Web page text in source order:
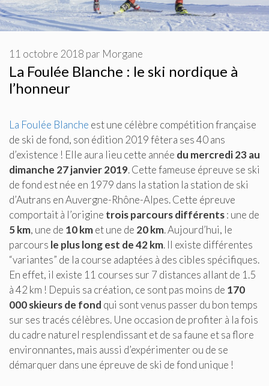
La Foulée Blanche : le ski nordique à
l’honneur
11 octobre 2018 par Morgane
La Foulée Blanche est une célèbre compétition française
de ski de fond, son édition 2019 fêtera ses 40 ans
d’existence ! Elle aura lieu cette année du mercredi 23 au
dimanche 27 janvier 2019. Cette fameuse épreuve se ski
de fond est née en 1979 dans la station la station de ski
d’Autrans en Auvergne-Rhône-Alpes. Cette épreuve
comportait à l’origine trois parcours différents: une de
5 km, une de 10 kmet une de 20 km. Aujourd’hui, le
parcours le plus long est de 42 km. Il existe différentes
“variantes” de la course adaptées à des cibles spécifiques.
En effet, il existe 11 courses sur 7 distances allant de 1.5
à 42 km ! Depuis sa création, ce sont pas moins de 170
000 skieurs de fond qui sont venus passer du bon temps
sur ses tracés célèbres. Une occasion de profiter à la fois
du cadre naturel resplendissant et de sa faune et sa flore
environnantes, mais aussi d’expérimenter ou de se
démarquer dans une épreuve de ski de fond unique !